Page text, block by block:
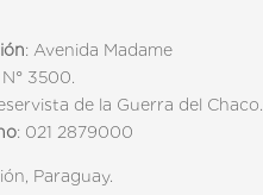
: Avenida Madame
3500.
de la Guerra del Chaco.
: 021 2879000
Paraguay.